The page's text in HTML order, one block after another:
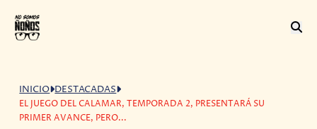
INICIO DESTACADAS
EL JUEGO DEL CALAMAR, TEMPORADA 2, PRESENTARÁ SU
PRIMER AVANCE, PERO...